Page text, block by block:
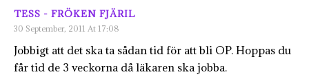
TESS - FRÖKEN FJÄRIL
30 September, 2011 At 17:08
Jobbigt att det ska ta sådan tid för att bli OP. Hoppas du
får tid de 3 veckorna då läkaren ska jobba.